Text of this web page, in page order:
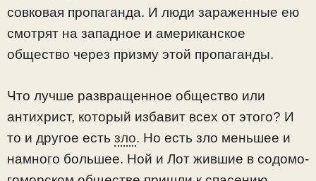
совковая пропаганда. И люди зараженные ею
смотрят на западное и американское
общество через призму этой пропаганды.
Что лучше развращенное общество или
антихрист, который избавит всех от этого? И
то и другое есть зло. Но есть зло меньшее и
намного большее. Ной и Лот жившие в содомо-